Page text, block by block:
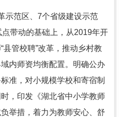
示范区、7个省级建设示范
带动的基础上，从2019年开
管校聘”改革，推动乡村教
内师资均衡配置。明确公办
准，对小规模学校和寄宿制
，印发《湖北省中小学教师
举措，着力为教师安心、舒